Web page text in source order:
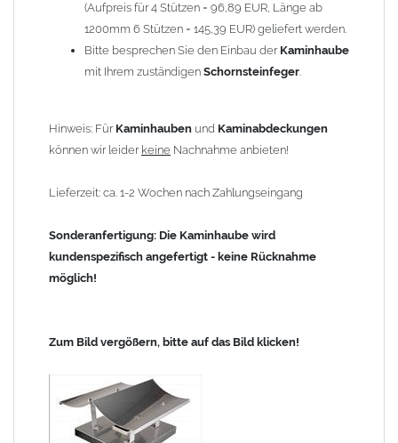
(Aufpreis für 4 Stützen = 96,89 EUR, Länge ab
1200mm 6 Stützen = 145,39 EUR) geliefert werden.
Bitte besprechen Sie den Einbau der Kaminhaube
mit Ihrem zuständigen Schornsteinfeger.
Hinweis: Für Kaminhauben und Kaminabdeckungen
können wir leider keine Nachnahme anbieten!
Lieferzeit: ca. 1-2 Wochen nach Zahlungseingang
Sonderanfertigung: Die Kaminhaube wird
kundenspezifisch angefertigt - keine Rücknahme
möglich!
Zum Bild vergößern, bitte auf das Bild klicken!